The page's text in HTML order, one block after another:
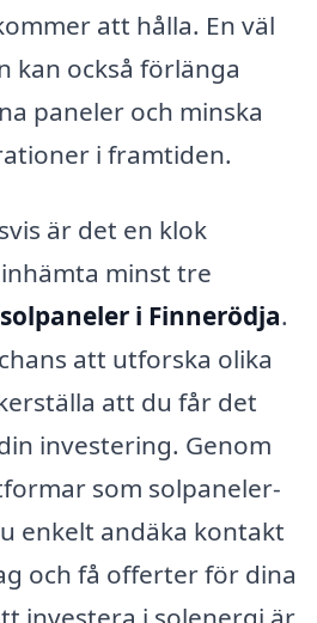
att hålla. En väl
kan också förlänga
paneler och minska
i framtiden.
är det en klok
minst tre
solpaneler i Finnerödja.
att utforska olika
att du får det
investering. Genom
som solpaneler-
enkelt andäka kontakt
och få offerter för dina